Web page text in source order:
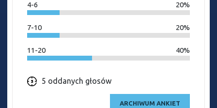
4-6 20%
7-10 20%
11-20 40%
5 oddanych głosów
ARCHIWUM ANKIET